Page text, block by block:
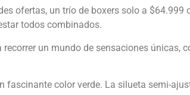
ofertas, un trío de boxers solo a $64.999
todos combinados.
un mundo de sensaciones únicas,
fascinante color verde. La silueta semi-